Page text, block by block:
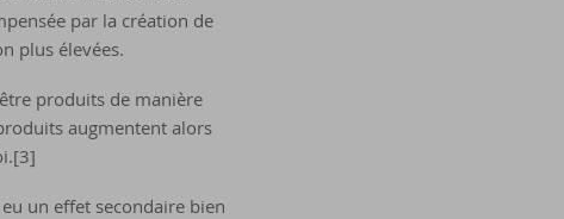
par la création de
plus élevées.
produits de manière
augmentent alors
un effet secondaire bien